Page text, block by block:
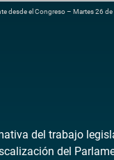
desde el Congreso – Martes 26
del trabajo
del